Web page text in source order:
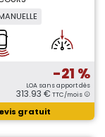
-21 %
LOA sans apport dès
313.93 € TTC/mois
gratuit